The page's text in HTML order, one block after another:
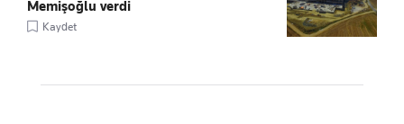
Memişoğlu verdi
Kaydet